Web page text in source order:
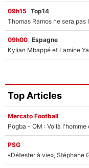
09h15 Top14
09h00 Espagne
Top Articles
Mercato Football
Pogba - OM : Voilà
PSG
«Détester à vie», Stéphane